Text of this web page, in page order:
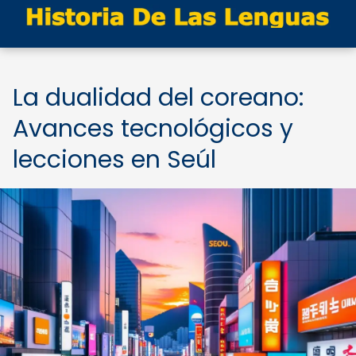
La dualidad del coreano:
Avances tecnológicos y
lecciones en Seúl